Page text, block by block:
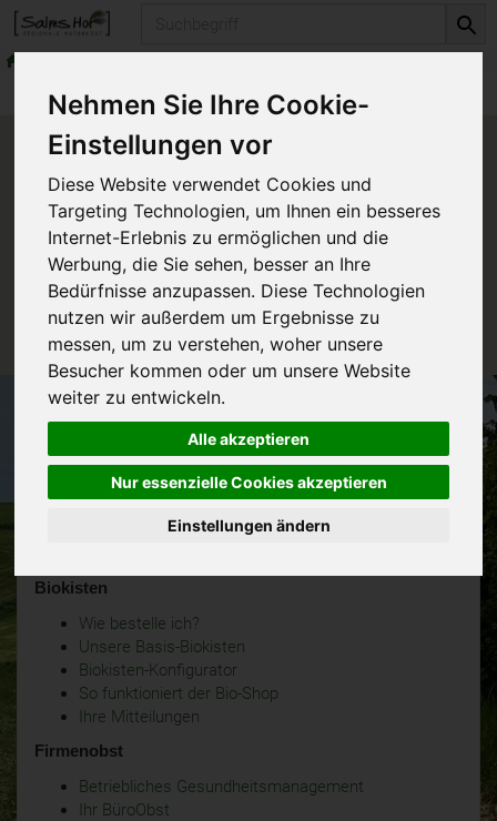
Nehmen Sie Ihre Cookie-
Einstellungen vor
Diese Website verwendet Cookies und
Targeting Technologien, um Ihnen ein besseres
Internet-Erlebnis zu ermöglichen und die
Werbung, die Sie sehen, besser an Ihre
Bedürfnisse anzupassen. Diese Technologien
nutzen wir außerdem um Ergebnisse zu
messen, um zu verstehen, woher unsere
Besucher kommen oder um unsere Website
weiter zu entwickeln.
Alle akzeptieren
Nur essenzielle Cookies akzeptieren
Einstellungen ändern
Produkte
Produkt "Chill-at-PAD Box -
For two -" nicht verfügbar.
Das von Ihnen gesuchte Produkt ist leider zur Zeit
nicht verfügbar.
Biokisten
Wie bestelle ich?
Unsere Basis-Biokisten
Biokisten-Konfigurator
So funktioniert der Bio-Shop
Ihre Mitteilungen
Firmenobst
Betriebliches Gesundheitsmanagement
Ihr BüroObst